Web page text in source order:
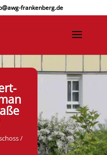
frankenberg.de
/